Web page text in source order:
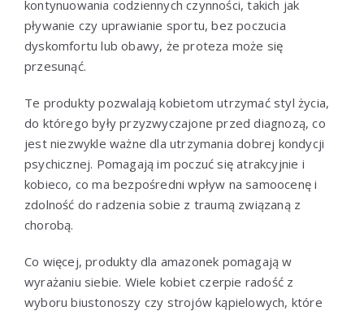
kontynuowania codziennych czynności, takich jak
pływanie czy uprawianie sportu, bez poczucia
dyskomfortu lub obawy, że proteza może się
przesunąć.
Te produkty pozwalają kobietom utrzymać styl życia,
do którego były przyzwyczajone przed diagnozą, co
jest niezwykle ważne dla utrzymania dobrej kondycji
psychicznej. Pomagają im poczuć się atrakcyjnie i
kobieco, co ma bezpośredni wpływ na samoocenę i
zdolność do radzenia sobie z traumą związaną z
chorobą.
Co więcej, produkty dla amazonek pomagają w
wyrażaniu siebie. Wiele kobiet czerpie radość z
wyboru biustonoszy czy strojów kąpielowych, które